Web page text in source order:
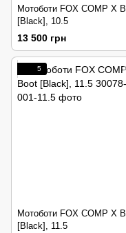
Мотоботи FOX COMP X
[Black], 10.5
13 500 грн
5
Мотоботи FOX COMP X
[Black], 11.5